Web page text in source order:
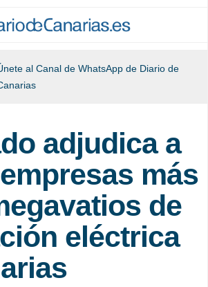
al Canal de WhatsApp de Diario de
adjudica a
más
de
eléctrica